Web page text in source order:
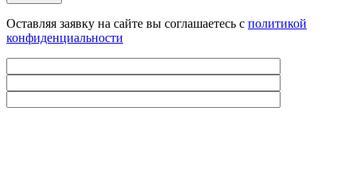
Оставляя заявку на сайте вы соглашаетесь с политикой
конфиденциальности